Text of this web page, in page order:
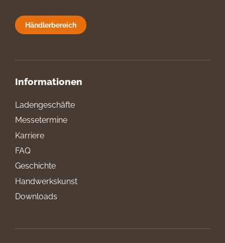
Händlerbereich
Informationen
Ladengeschäfte
Messetermine
Karriere
FAQ
Geschichte
Handwerkskunst
Downloads